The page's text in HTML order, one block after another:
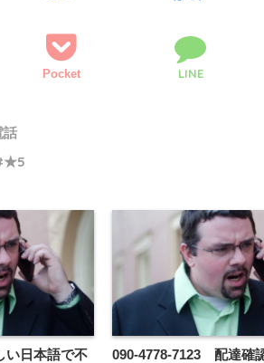
Pocket LINE
話
★5
日本語で不
090-4778-7123 配達確